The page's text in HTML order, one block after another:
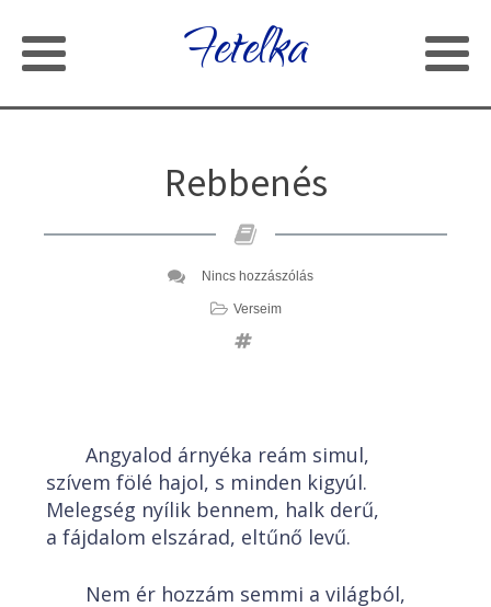
Fetelka
Rebbenés
Nincs hozzászólás
Verseim
Angyalod árnyéka reám simul,
szívem fölé hajol, s minden kigyúl.
Melegség nyílik bennem, halk derű,
a fájdalom elszárad, eltűnő levű.
Nem ér hozzám semmi a világból,